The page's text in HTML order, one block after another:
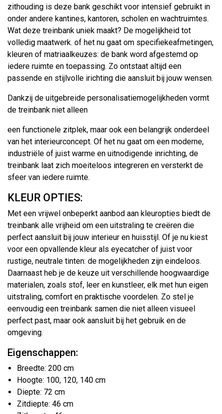
zithouding is deze bank geschikt voor intensief gebruikt in
onder andere kantines, kantoren, scholen en wachtruimtes.
Wat deze treinbank uniek maakt? De mogelijkheid tot
volledig maatwerk. of het nu gaat om specifiekeafmetingen,
kleuren of matriaalkeuzes: de bank word afgestemd op
iedere ruimte en toepassing. Zo ontstaat altijd een
passende en stijlvolle irichting die aansluit bij jouw wensen.
Dankzij de uitgebreide personalisatiemogelijkheden vormt
de treinbank niet alleen
een functionele zitplek, maar ook een belangrijk onderdeel
van het interieurconcept. Of het nu gaat om een moderne,
industriële of juist warme en uitnodigende inrichting, de
treinbank laat zich moeiteloos integreren en versterkt de
sfeer van iedere ruimte.
KLEUR OPTIES:
Met een vrijwel onbeperkt aanbod aan kleuropties biedt de
treinbank alle vrijheid om een uitstraling te creëren die
perfect aansluit bij jouw interieur en huisstijl. Of je nu kiest
voor een opvallende kleur als eyecatcher of juist voor
rustige, neutrale tinten: de mogelijkheden zijn eindeloos.
Daarnaast heb je de keuze uit verschillende hoogwaardige
materialen, zoals stof, leer en kunstleer, elk met hun eigen
uitstraling, comfort en praktische voordelen. Zo stel je
eenvoudig een treinbank samen die niet alleen visueel
perfect past, maar ook aansluit bij het gebruik en de
omgeving.
Eigenschappen:
Breedte: 200 cm
Hoogte: 100, 120, 140 cm
Diepte: 72 cm
Zitdiepte: 46 cm